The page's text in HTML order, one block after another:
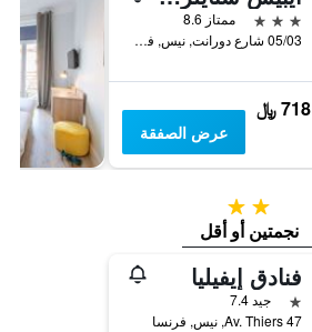
3 نجوم
ممتاز 8.6
05/03 شارع دورانت, نيس, فرنسا
718 ﷼
عرض الصفقة
2 نجمتين
نجمتين أو أقل
فنادق إيفيليا
نجمة واحدة
جيد 7.4
47 Av. Thiers, نيس, فرنسا